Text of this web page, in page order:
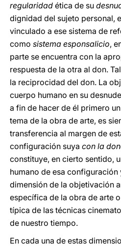
regularidad ética de su
dignidad del sujeto personal,
vinculado a ese sistema de
como sistema esponsalicio,
parte se encuentra con la
respuesta de la otra al don.
la reciprocidad del don. La
cuerpo humano en su
a fin de hacer de él primero
tema de la obra de arte, es
transferencia al margen de
configuración suya con la
constituye, en cierto sentido,
humano de esa configuración
dimensión de la objetivación
específica de la obra de arte
típica de las técnicas
de nuestro tiempo.
En cada una de estas